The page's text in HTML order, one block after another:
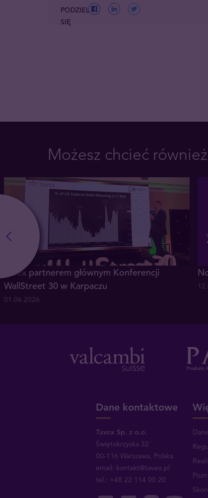
PODZIEL
SIĘ
Możesz chcieć
Tavex partnerem głównym Konferencji
WallStreet 30 w Karpaczu
01.06.2026
Dane kontaktowe
Tavex Sp. z o.o.
Świętokrzyska 32
00-116 Warszawa, Polska
email: kontakt@tavex.pl
tel.: +48 22 114 00 20